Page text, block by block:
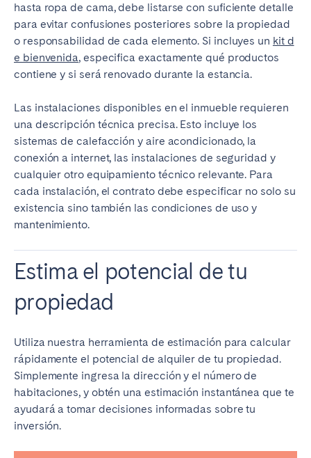
hasta ropa de cama, debe listarse con suficiente detalle
para evitar confusiones posteriores sobre la propiedad
o responsabilidad de cada elemento. Si incluyes un kit d
e bienvenida, especifica exactamente qué productos
contiene y si será renovado durante la estancia.
Las instalaciones disponibles en el inmueble requieren
una descripción técnica precisa. Esto incluye los
sistemas de calefacción y aire acondicionado, la
conexión a internet, las instalaciones de seguridad y
cualquier otro equipamiento técnico relevante. Para
cada instalación, el contrato debe especificar no solo su
existencia sino también las condiciones de uso y
mantenimiento.
Estima el potencial de tu
propiedad
Utiliza nuestra herramienta de estimación para calcular
rápidamente el potencial de alquiler de tu propiedad.
Simplemente ingresa la dirección y el número de
habitaciones, y obtén una estimación instantánea que te
ayudará a tomar decisiones informadas sobre tu
inversión.